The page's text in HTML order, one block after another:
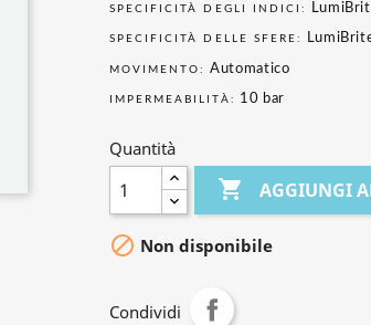
SPECIFICITÀ DEGLI INDICI:
SPECIFICITÀ DELLE SFERE:
MOVIMENTO: Automatico
IMPERMEABILITÀ: 10 bar
Quantità
 AGGIUNGI
 Non disponibile
Condividi